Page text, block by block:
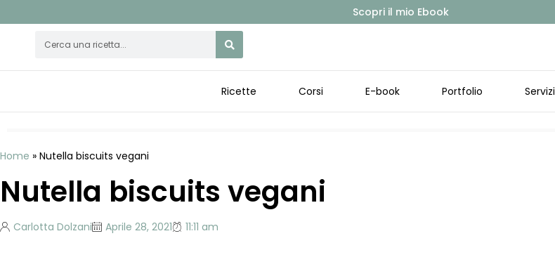
Scopri il mio Ebook
Ricette Corsi E-book Portfolio Servizi
Home » Nutella biscuits vegani
Nutella biscuits vegani
Carlotta Dolzani Aprile 28, 2021 11:11 am